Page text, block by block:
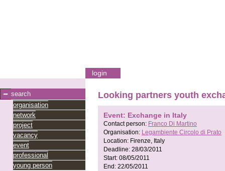
login
search
organisation
network
project
vacancy
event
professional
young person
Looking partners youth
Event: Exchange in Italy
Contact person: Franco Di Martino
Organisation: Legambiente Circolo di Prato
Location: Firenze, Italy
Deadline: 28/03/2011
Start: 08/05/2011
End: 22/05/2011